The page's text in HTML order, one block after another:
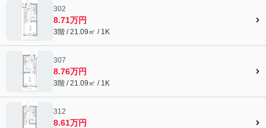
302
8.71万円
3階 / 21.09㎡ / 1K
307
8.76万円
3階 / 21.09㎡ / 1K
312
8.61万円